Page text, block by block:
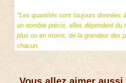
*Les quantités sont toujours données
un nombre précis, elles dépendent du
plus ou en moins, de la grandeur des
chacun.